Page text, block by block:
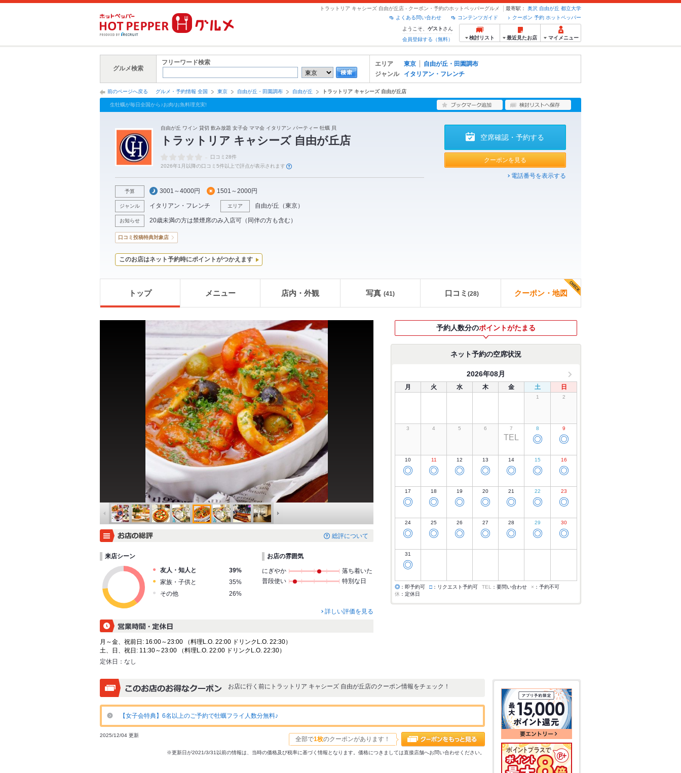
トラットリア キャシーズ 自由が丘店 - クーポン・予約のホットペッパーグルメ 最寄駅： 奥沢 自由が丘 都立大学
クーポン 予約 ホットペッパー
コンテンツガイド
よくある問い合わせ
ようこそ、 ゲスト さん
会員登録する（無料）
検討リスト 最近見たお店 マイメニュー
グルメ検索
フリーワード検索 エリア 東京
自由が丘・田園調布
ジャンル
イタリアン・フレンチ
前のページへ戻る グルメ・予約情報 全国 東京 自由が丘・田園調布 自由が丘 トラットリア キャシーズ 自由が丘店
生牡蠣が毎日全国から♪お肉/お魚料理充実!
自由が丘 ワイン 貸切 飲み放題 女子会 ママ会 イタリアン パーティー 牡蠣 貝
トラットリア キャシーズ 自由が丘店
-
口コミ28件
2026年1月以降の口コミ5件以上で評点が表示されます
予算 3001～4000円 1501～2000円
ジャンル イタリアン・フレンチ エリア 自由が丘 （東京）
お知らせ 20歳未満の方は禁煙席のみ入店可（同伴の方も含む）
空席確認・予約する
クーポンを見る
電話番号を表示する
口コミ投稿特典対象店
このお店はネット予約時にポイントがつかえます
トップ メニュー 店内・外観 写真 (41) 口コミ (28) クーポン・地図
総評について
来店シーン
友人・知人と
39%
家族・子供と
35%
その他
26%
お店の雰囲気
にぎやか
落ち着いた
普段使い
特別な日
詳しい評価を見る
月～金、祝前日: 16:00～23:00 （料理L.O. 22:00 ドリンクL.O. 22:30）
土、日、祝日: 11:30～23:00 （料理L.O. 22:00 ドリンクL.O. 22:30）
定休日： なし
予約人数分のポイントがたまる
ネット予約の空席状況
2026年08月
月 火 水 木 金 土 日
1 2
3 4 5 6 7
TEL
8
◎
9
◎
10
◎
11
◎
12
◎
13
◎
14
◎
15
◎
16
◎
17
◎
18
◎
19
◎
20
◎
21
◎
22
◎
23
◎
24
◎
25
◎
26
◎
27
◎
28
◎
29
◎
30
◎
31
◎
◎ ：即予約可 □ ：リクエスト予約可 TEL ：要問い合わせ × ：予約不可
休 ：定休日
お店に行く前にトラットリア キャシーズ 自由が丘店のクーポン情報をチェック！
【女子会特典】6名以上のご予約で牡蠣フライ人数分無料♪
全部で1枚のクーポンがあります！
2025/12/04 更新
※更新日が2021/3/31以前の情報は、当時の価格及び税率に基づく情報となります。価格につきましては直接店舗へお問い合わせください。